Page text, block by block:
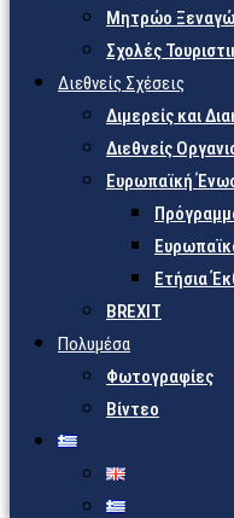
Μητρώο
Σχολές
Διεθνείς Σχέσεις
Διμερείς και
Διεθνείς
Ευρωπαϊκή
Ετήσια
BREXIT
Πολυμέσα
Φωτογραφίες
Βίντεο